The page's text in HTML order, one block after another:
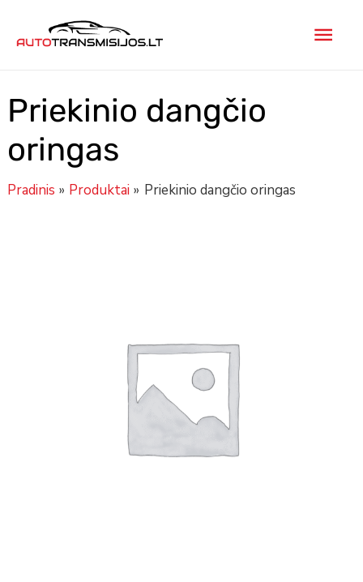
prie
Priekinio dangčio
oringas
Pradinis Produktai Priekinio dangčio oringas